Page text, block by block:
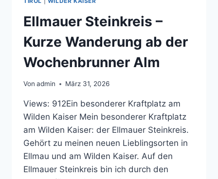
Ellmauer Steinkreis –
Kurze Wanderung ab der
Wochenbrunner Alm
Von admin März 31, 2026
Views: 912Ein besonderer Kraftplatz am
Wilden Kaiser Mein besonderer Kraftplatz
am Wilden Kaiser: der Ellmauer Steinkreis.
Gehört zu meinen neuen Lieblingsorten in
Ellmau und am Wilden Kaiser. Auf den
Ellmauer Steinkreis bin ich durch den